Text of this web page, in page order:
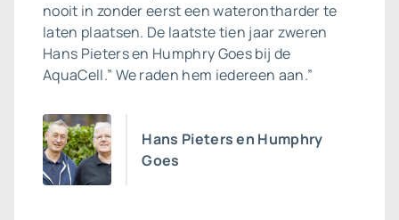
nooit in zonder eerst een waterontharder te
laten plaatsen. De laatste tien jaar zweren
Hans Pieters en Humphry Goes bij de
AquaCell.” We raden hem iedereen aan.”
Hans Pieters en Humphry
Goes